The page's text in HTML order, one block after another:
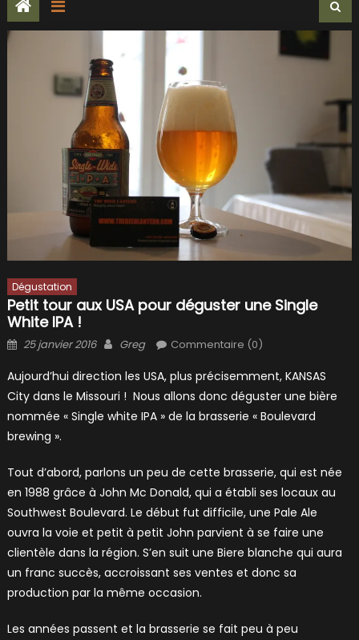
Dégustation
Petit tour aux USA pour déguster une Single
White IPA !
Posted
25 janvier 2016 Author
Greg Commentaire (0)
Aujourd’hui direction les USA, plus précisemment, KANSAS
City dans le Missouri ! Nous allons donc déguster une bière
nommée « Single white IPA » de la brasserie « Boulevard
brewing ».
Tout d’abord, parlons un peu de cette brasserie, qui est née
en 1988 grâce à John Mc Donald, qui a établi ses locaux au
Southwest Boulevard. Le début fut difficile, une Pale Ale
ouvra la voie et petit à petit John parvient à se faire une
clientèle dans la région. S’en suit une Biere blanche qui aura
un franc succès, accroissant ses ventes et donc sa
production par la même occasion.
Les années passent et la brasserie se fait peu à peu